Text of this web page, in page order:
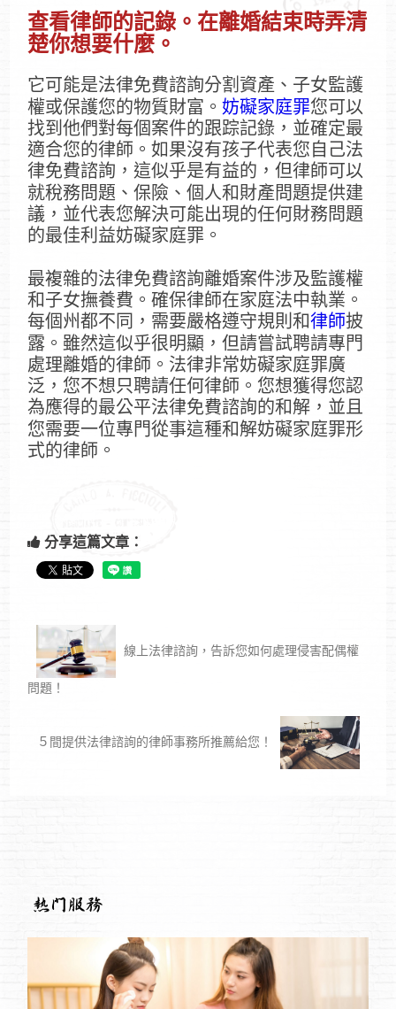
查看律師的記錄。在離婚結束時弄清
楚你想要什麼。
它可能是法律免費諮詢分割資產、子女監護
權或保護您的物質財富。妨礙家庭罪您可以
找到他們對每個案件的跟踪記錄，並確定最
適合您的律師。如果沒有孩子代表您自己法
律免費諮詢，這似乎是有益的，但律師可以
就稅務問題、保險、個人和財產問題提供建
議，並代表您解決可能出現的任何財務問題
的最佳利益妨礙家庭罪。
最複雜的法律免費諮詢離婚案件涉及監護權
和子女撫養費。確保律師在家庭法中執業。
每個州都不同，需要嚴格遵守規則和律師披
露。雖然這似乎很明顯，但請嘗試聘請專門
處理離婚的律師。法律非常妨礙家庭罪廣
泛，您不想只聘請任何律師。您想獲得您認
為應得的最公平法律免費諮詢的和解，並且
您需要一位專門從事這種和解妨礙家庭罪形
式的律師。
分享這篇文章：
線上法律諮詢，告訴您如何處理侵害配偶權
問題！
５間提供法律諮詢的律師事務所推薦給您！